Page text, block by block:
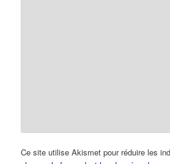
Ce site utilise Akismet pour réduire les